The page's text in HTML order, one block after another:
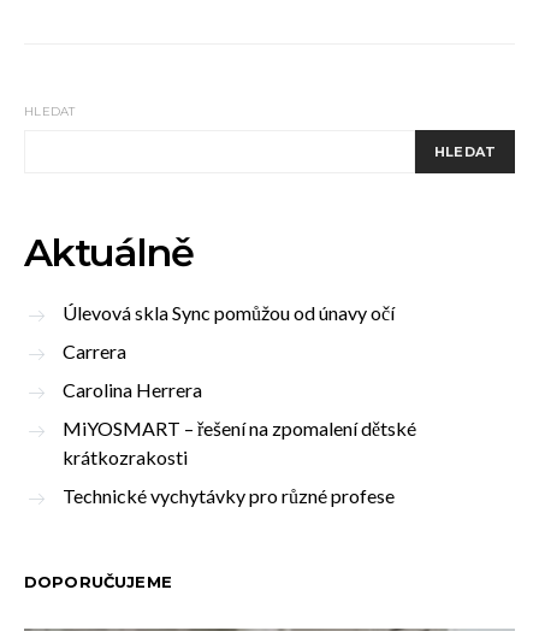
HLEDAT
HLEDAT
Aktuálně
Úlevová skla Sync pomůžou od únavy očí
Carrera
Carolina Herrera
MiYOSMART – řešení na zpomalení dětské
krátkozrakosti
Technické vychytávky pro různé profese
DOPORUČUJEME